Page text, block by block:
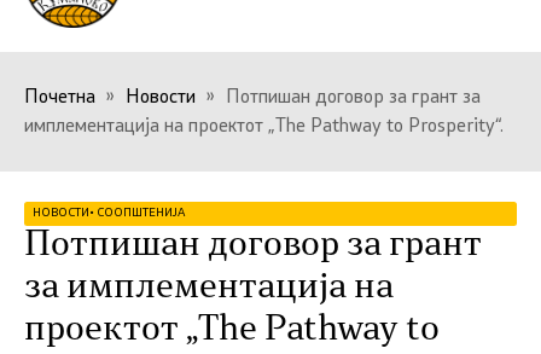
Почетна » Новости »
Потпишан договор за грант за
имплементација на проектот „The Pathway to Prosperity“.
НОВОСТИ • СООПШТЕНИЈА
Потпишан договор за грант
за имплементација на
проектот „The Pathway to